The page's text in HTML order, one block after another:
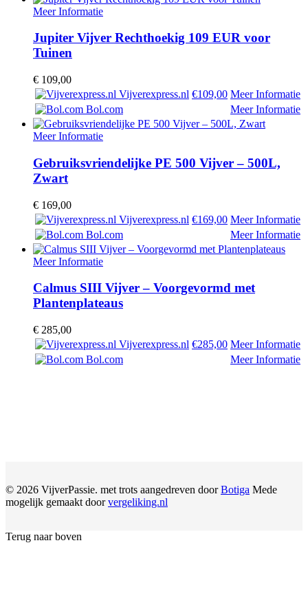
Meer Informatie
Jupiter Vijver Rechthoekig 109 EUR voor
Tuinen
€ 109,00
Vijverexpress.nl €109,00 Meer Informatie
Bol.com
Meer Informatie
Meer Informatie
Gebruiksvriendelijke PE 500 Vijver – 500L,
Zwart
€ 169,00
Vijverexpress.nl €169,00 Meer Informatie
Bol.com
Meer Informatie
Meer Informatie
Calmus SIII Vijver – Voorgevormd met
Plantenplateaus
€ 285,00
Vijverexpress.nl €285,00 Meer Informatie
Bol.com
Meer Informatie
© 2026 VijverPassie. met trots aangedreven doorBotiga Mede
mogelijk gemaakt doorvergeliking.nl
Terug naar boven